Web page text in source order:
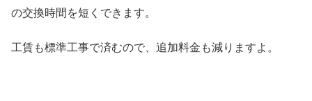
の交換時間を短くできます。
工賃も標準工事で済むので、追加料金も減りますよ。